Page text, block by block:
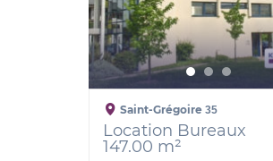
Saint-Grégoire 35
Location Bureaux
147.00 m²